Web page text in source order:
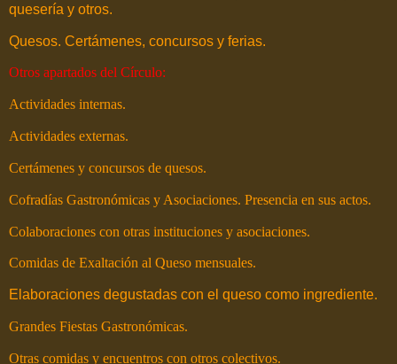
quesería y otros.
Quesos. Certámenes, concursos y ferias.
Otros apartados del Círculo:
Actividades internas.
Actividades externas.
Certámenes y concursos de quesos.
Cofradías Gastronómicas y Asociaciones. Presencia en sus actos.
Colaboraciones con otras instituciones y asociaciones.
Comidas de Exaltación al Queso mensuales.
Elaboraciones degustadas con el queso como ingrediente.
Grandes Fiestas Gastronómicas.
Otras comidas y encuentros con otros colectivos.